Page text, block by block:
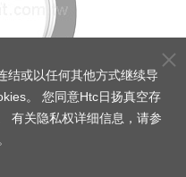
结或以任何其他方式继续导
。 您同意Htc日扬真空存
有关隐私权详细信息，请参
。